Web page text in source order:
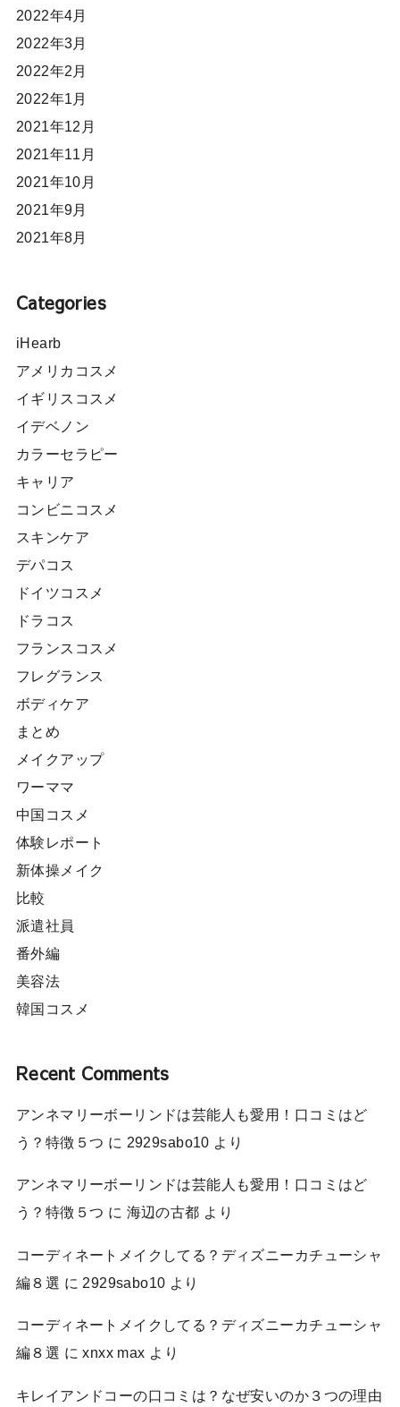
2022年4月
2022年3月
2022年2月
2022年1月
2021年12月
2021年11月
2021年10月
2021年9月
2021年8月
Categories
iHearb
アメリカコスメ
イギリスコスメ
イデベノン
カラーセラピー
キャリア
コンビニコスメ
スキンケア
デパコス
ドイツコスメ
ドラコス
フランスコスメ
フレグランス
ボディケア
まとめ
メイクアップ
ワーママ
中国コスメ
体験レポート
新体操メイク
比較
派遣社員
番外編
美容法
韓国コスメ
Recent Comments
アンネマリーボーリンドは芸能人も愛用！口コミはど
う？特徴５つ に 2929sabo10 より
アンネマリーボーリンドは芸能人も愛用！口コミはど
う？特徴５つ に 海辺の古都 より
コーディネートメイクしてる？ディズニーカチューシャ
編８選 に 2929sabo10 より
コーディネートメイクしてる？ディズニーカチューシャ
編８選 にxnxx max より
キレイアンドコーの口コミは？なぜ安いのか３つの理由